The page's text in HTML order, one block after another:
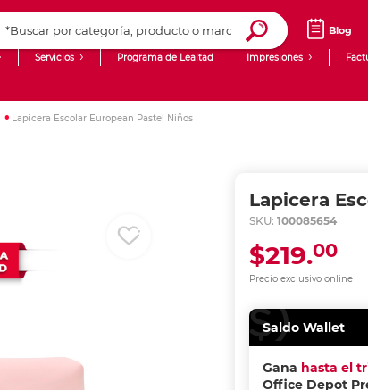
Blog
Servicios Programa de Lealtad Impresiones
Lapicera Escolar European Pastel Niños
Lapicera
SKU: 100085654
Precio exclusivo online
$219.00
Saldo Wallet
Gana hasta el
Office Depot